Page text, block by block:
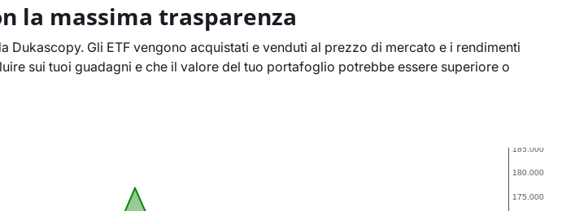
la massima trasparenza
Gli ETF vengono acquistati e venduti al prezzo di mercato e i rendimenti
sui tuoi guadagni e che il valore del tuo portafoglio potrebbe essere superiore o